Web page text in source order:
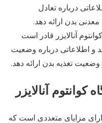
درباره تعادل
بدن ارائه دهد.
آنالایزر قادر است
و اطلاعاتی درباره وضعیت
تغذیه بدن ارائه دهد.
آنالایزر
دارای مزایای متعددی است که